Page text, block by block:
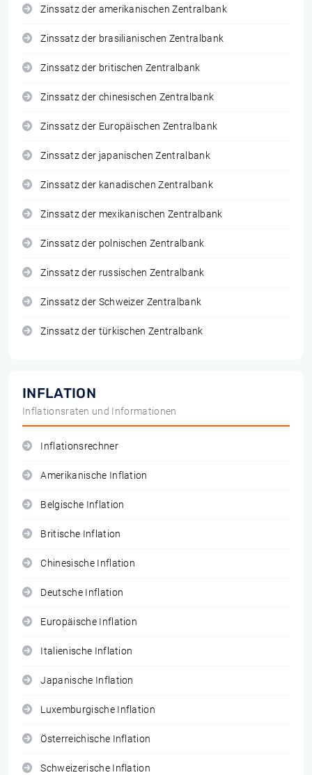
Zinssatz der amerikanischen Zentralbank
Zinssatz der brasilianischen Zentralbank
Zinssatz der britischen Zentralbank
Zinssatz der chinesischen Zentralbank
Zinssatz der Europäischen Zentralbank
Zinssatz der japanischen Zentralbank
Zinssatz der kanadischen Zentralbank
Zinssatz der mexikanischen Zentralbank
Zinssatz der polnischen Zentralbank
Zinssatz der russischen Zentralbank
Zinssatz der Schweizer Zentralbank
Zinssatz der türkischen Zentralbank
INFLATION
Inflationsraten und Informationen
Inflationsrechner
Amerikanische Inflation
Belgische Inflation
Britische Inflation
Chinesische Inflation
Deutsche Inflation
Europäische Inflation
Italienische Inflation
Japanische Inflation
Luxemburgische Inflation
Österreichische Inflation
Schweizerische Inflation